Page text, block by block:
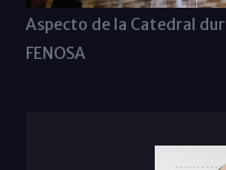
Aspecto de la Catedral
FENOSA